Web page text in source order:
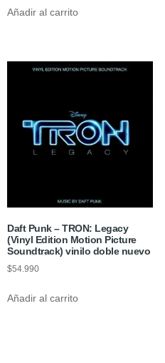
Añadir al carrito
Daft Punk – TRON: Legacy
(Vinyl Edition Motion Picture
Soundtrack) vinilo doble nuevo
$54.990
Añadir al carrito